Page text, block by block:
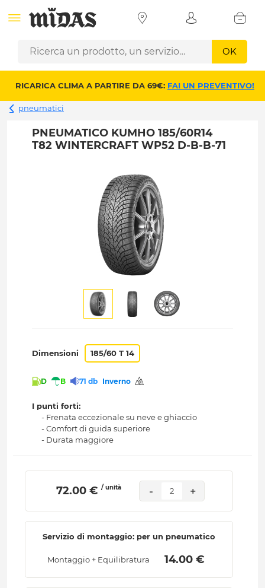
OK
RICARICA CLIMA A PARTIRE DA 69€: FAI UN PREVENTIVO!
pneumatici
PNEUMATICO KUMHO 185/60R14
T82 WINTERCRAFT WP52 D-B-B-71
Dimensioni 185/60 T 14
D B 71 db Inverno
I punti forti:
- Frenata eccezionale su neve e ghiaccio
- Comfort di guida superiore
- Durata maggiore
72.00 € / unità - 2 +
Servizio di montaggio: per un pneumatico
Montaggio + Equilibratura 14.00 €